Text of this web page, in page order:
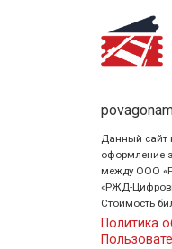
Данный сайт
оформление
между ООО
«РЖД-
Стоимость
Политика